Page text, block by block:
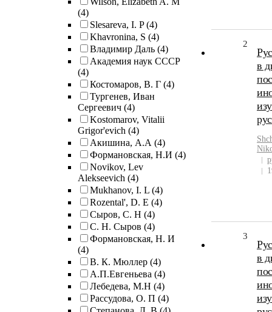
(4)
Slesareva, I. P(4)
Khavronina, S (4)
Владимир Даль (4)
Академия наук СССР
(4)
Костомаров, В. Г (4)
Тургенев, Иван
Сергеевич (4)
Kostomarov, Vitalii
Grigor'evich (4)
Акишина, А.А (4)
Формановская, Н.И (4)
Novikov, Lev
Alekseevich (4)
Mukhanov, I. L (4)
Rozental', D. E (4)
Сыров, С. Н (4)
С. Н. Сыров (4)
Формановская, Н. И
(4)
В. К. Мюллер (4)
А.П.Евгеньева (4)
Лебедева, М.Н (4)
Рассудова, О. П (4)
2
в
3
в